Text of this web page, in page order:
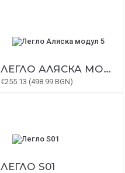
ЛЕГЛО АЛЯСКА МОДУЛ 5
€255.13 (498.99 BGN)
ЛЕГЛО S01